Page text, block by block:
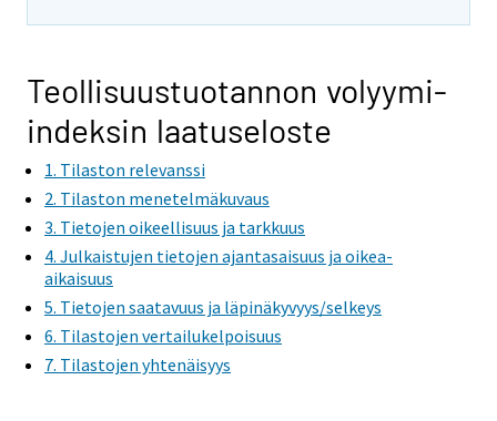
Teollisuustuotannon volyymi-
indeksin laatuseloste
1. Tilaston relevanssi
2. Tilaston menetelmäkuvaus
3. Tietojen oikeellisuus ja tarkkuus
4. Julkaistujen tietojen ajantasaisuus ja oikea-
aikaisuus
5. Tietojen saatavuus ja läpinäkyvyys/selkeys
6. Tilastojen vertailukelpoisuus
7. Tilastojen yhtenäisyys